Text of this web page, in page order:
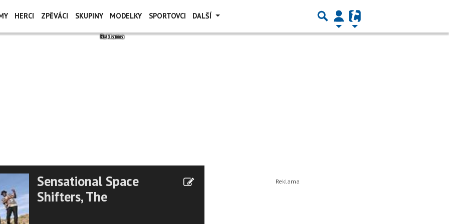
HERCI ZPĚVÁCI SKUPINY MODELKY SPORTOVCI DALŠÍ
Sensational Space
Shifters, The